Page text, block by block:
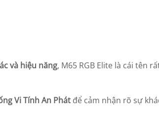
và hiệu năng, M65 RGB Elite là cái tên
Vi Tính An Phát để cảm nhận rõ sự